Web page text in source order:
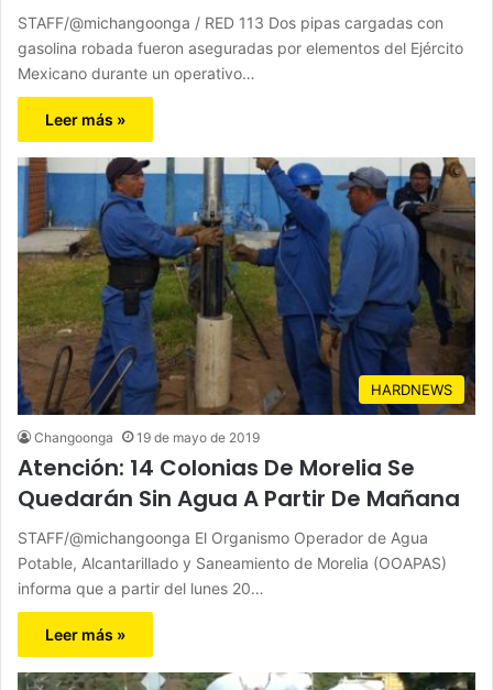
STAFF/@michangoonga / RED 113 Dos pipas cargadas con
gasolina robada fueron aseguradas por elementos del Ejército
Mexicano durante un operativo…
Leer más »
HARDNEWS
Changoonga 19 de mayo de 2019
Atención: 14 Colonias De Morelia Se
Quedarán Sin Agua A Partir De Mañana
STAFF/@michangoonga El Organismo Operador de Agua
Potable, Alcantarillado y Saneamiento de Morelia (OOAPAS)
informa que a partir del lunes 20…
Leer más »